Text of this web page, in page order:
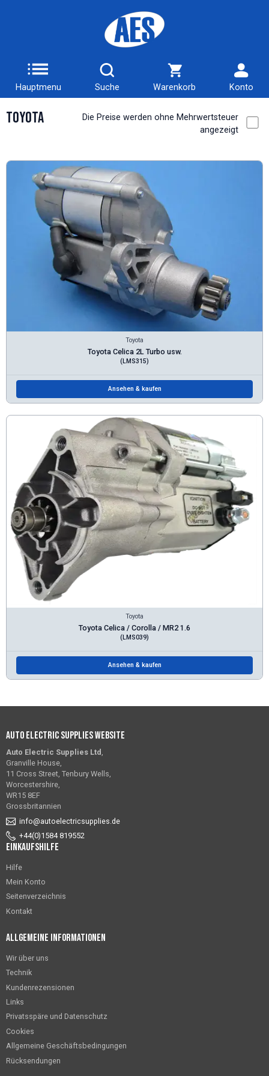
Hauptmenu Suche Warenkorb Konto
Toyota
Die Preise werden ohne Mehrwertsteuer
angezeigt
Toyota
Toyota Celica 2L Turbo usw.
(LMS315)
Ansehen & kaufen
Toyota
Toyota Celica / Corolla / MR2 1.6
(LMS039)
Ansehen & kaufen
Auto Electric Supplies Website
Auto Electric Supplies Ltd ,
Granville House,
11 Cross Street, Tenbury Wells,
Worcestershire,
WR15 8EF
Grossbritannien
info@autoelectricsupplies.de
+44(0)1584 819552
Einkaufshilfe
Hilfe
Mein Konto
Seitenverzeichnis
Kontakt
Allgemeine Informationen
Wir über uns
Technik
Kundenrezensionen
Links
Privatsspäre und Datenschutz
Cookies
Allgemeine Geschäftsbedingungen
Rücksendungen